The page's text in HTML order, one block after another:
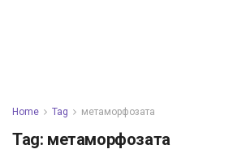
Home Tag метаморфозата
Tag: метаморфозата